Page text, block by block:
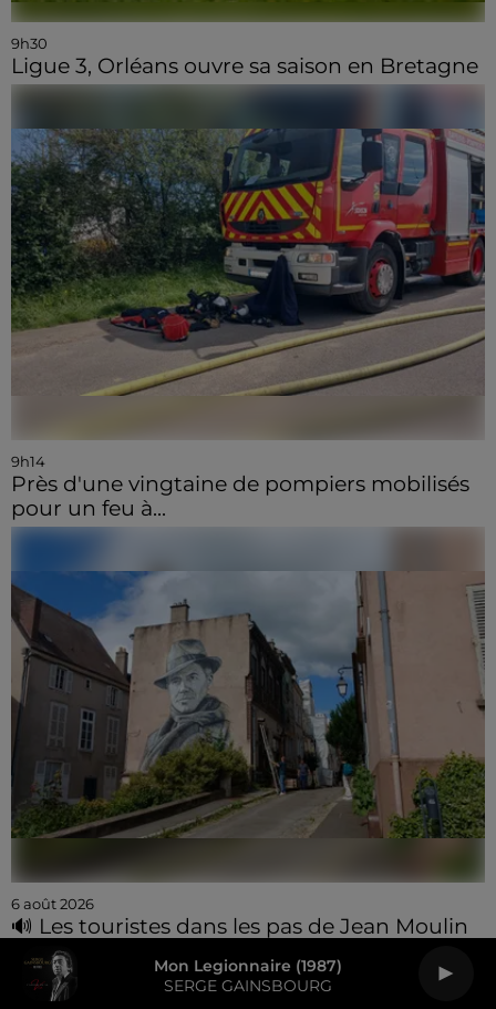
Mon Legionnaire (1987)
SERGE GAINSBOURG
9h30
Ligue 3, Orléans ouvre sa saison en Bretagne
9h14
Près d'une vingtaine de pompiers mobilisés
pour un feu à...
6 août 2026
🔊 Les touristes dans les pas de Jean Moulin